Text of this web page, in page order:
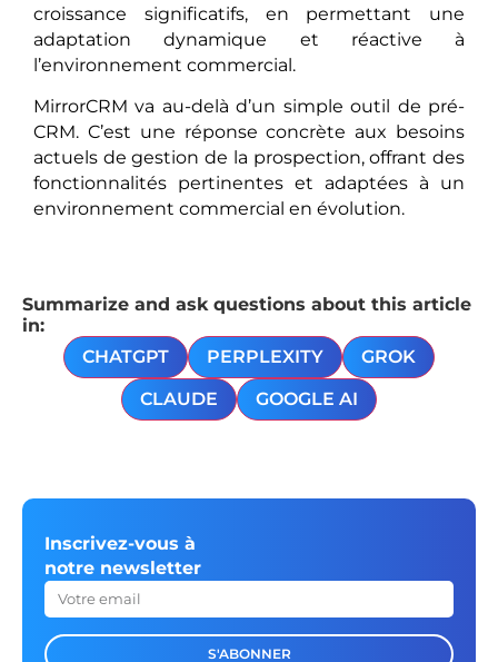
croissance significatifs, en permettant une
adaptation dynamique et réactive à
l’environnement commercial.
MirrorCRM va au-delà d’un simple outil de pré-
CRM. C’est une réponse concrète aux besoins
actuels de gestion de la prospection, offrant des
fonctionnalités pertinentes et adaptées à un
environnement commercial en évolution.
Summarize and ask questions about this article
in:
CHATGPT
PERPLEXITY
GROK
CLAUDE
GOOGLE AI
Inscrivez-vous à
notre newsletter
S'ABONNER